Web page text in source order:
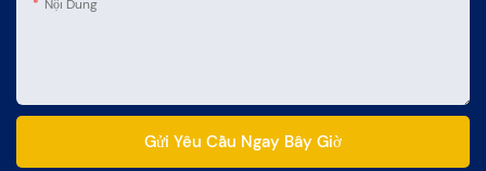
Nội Dung
Gửi Yêu Cầu Ngay Bây Giờ